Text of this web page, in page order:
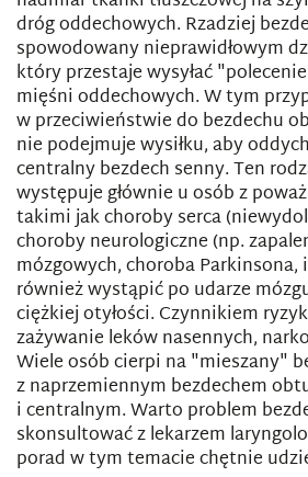
dróg oddechowych. Rzadziej
spowodowany nieprawidłowym
który przestaje wysyłać
mięśni oddechowych. W tym
w przeciwieństwie do bezdechu
nie podejmuje wysiłku, aby
centralny bezdech senny. Ten
występuje głównie u osób z
takimi jak choroby serca
choroby neurologiczne (np.
mózgowych, choroba Parkinsona,
również wystąpić po udarze
ciężkiej otyłości. Czynnikiem
zażywanie leków nasennych,
Wiele osób cierpi na "mieszany"
z naprzemiennym bezdechem
i centralnym. Warto problem
skonsultować z lekarzem
porad w tym temacie chętnie